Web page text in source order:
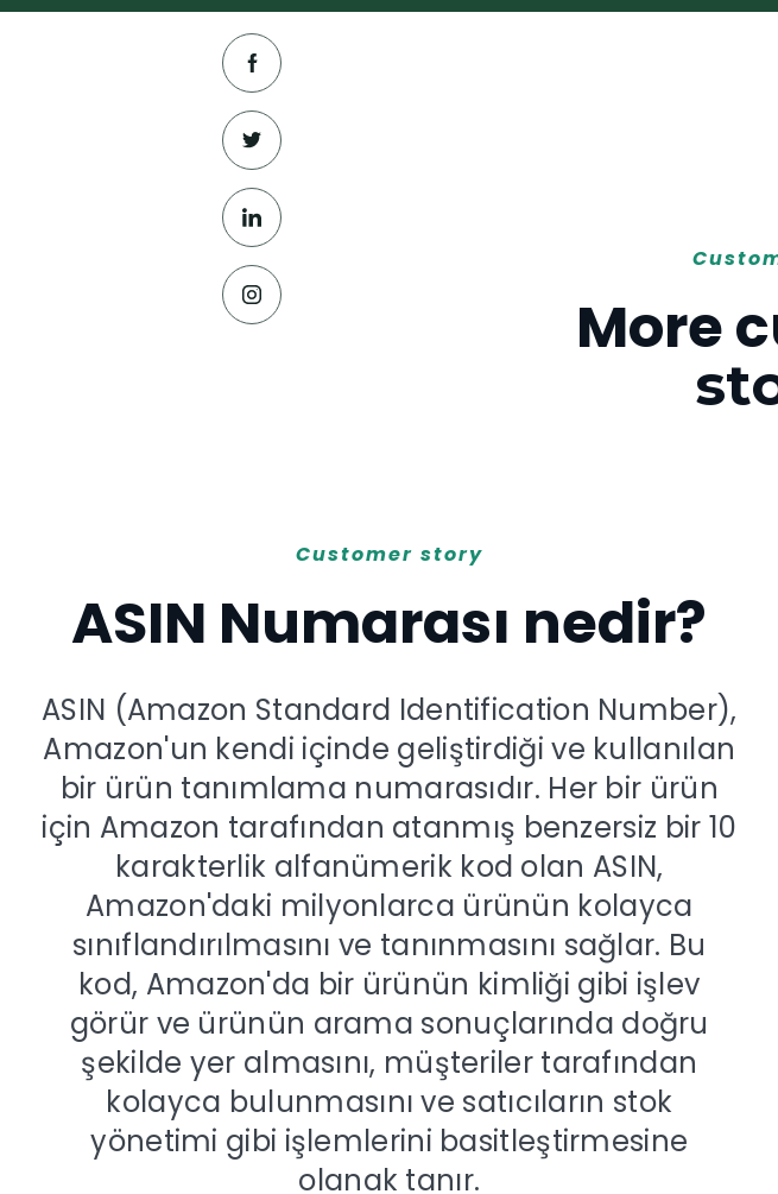
More
Customer story
ASIN Numarası nedir?
ASIN (Amazon Standard Identification Number),
Amazon'un kendi içinde geliştirdiği ve kullanılan
bir ürün tanımlama numarasıdır. Her bir ürün
için Amazon tarafından atanmış benzersiz bir 10
karakterlik alfanümerik kod olan ASIN,
Amazon'daki milyonlarca ürünün kolayca
sınıflandırılmasını ve tanınmasını sağlar. Bu
kod, Amazon'da bir ürünün kimliği gibi işlev
görür ve ürünün arama sonuçlarında doğru
şekilde yer almasını, müşteriler tarafından
kolayca bulunmasını ve satıcıların stok
yönetimi gibi işlemlerini basitleştirmesine
olanak tanır.